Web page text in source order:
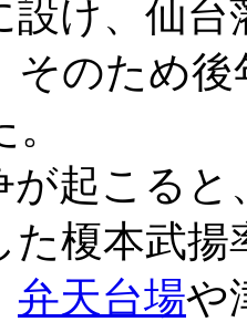
設け、仙
そのため
起こると
た榎本武揚
弁天台場や